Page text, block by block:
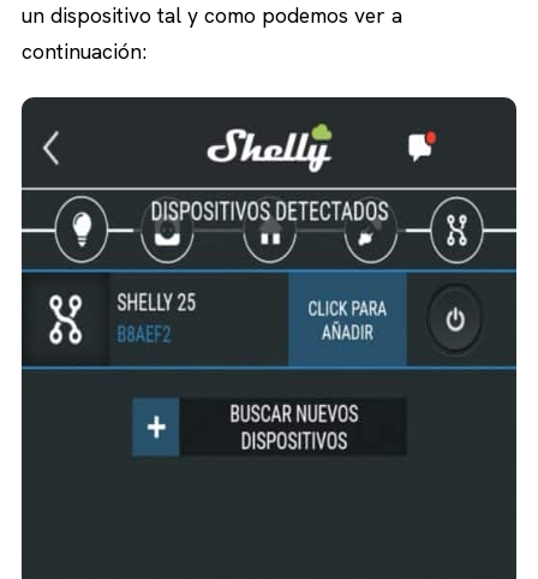
un dispositivo tal y como podemos ver a
continuación: